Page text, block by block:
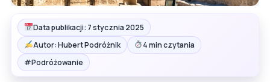
Data publikacji: 7 stycznia 2025
Autor: Hubert Podróżnik
4 min czytania
#Podróżowanie